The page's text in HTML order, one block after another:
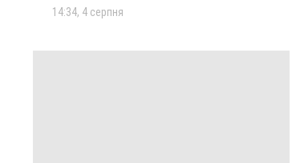
14:34, 4 серпня